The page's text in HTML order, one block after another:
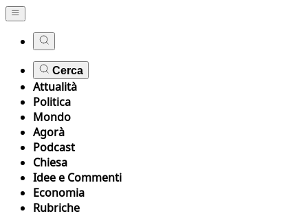
Cerca
Attualità
Politica
Mondo
Agorà
Podcast
Chiesa
Idee e Commenti
Economia
Rubriche